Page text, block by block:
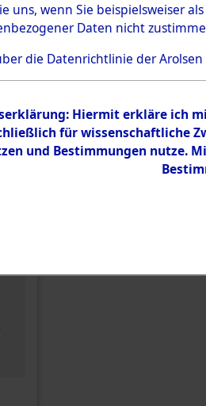
Einen Kommentar
uns, wenn Sie beispielsweiser
Daten nicht
die Datenrichtlinie der Arolsen
Hiermit erkläre ich
für wissenschaftliche
und Bestimmungen nutze.